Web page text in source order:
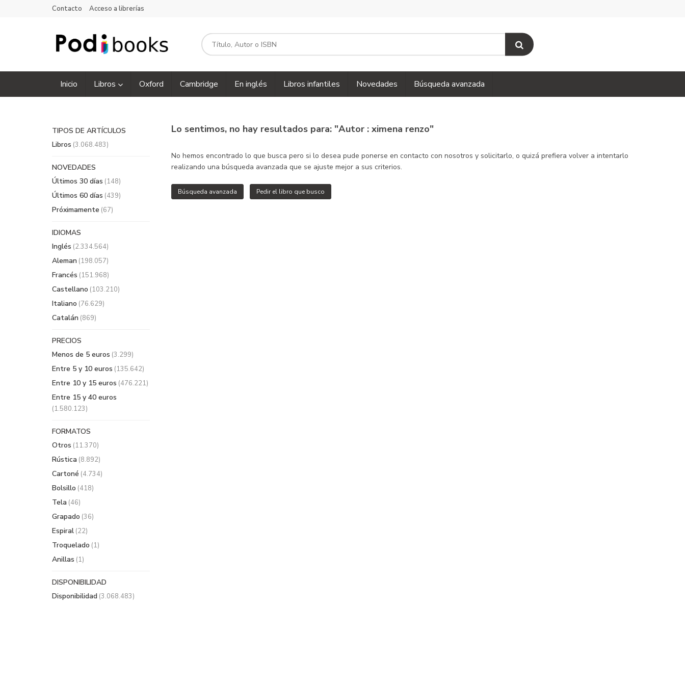
Contacto Acceso a librerías
Inicio Libros Oxford Cambridge En inglés Libros infantiles Novedades Búsqueda avanzada
Lo sentimos, no hay resultados para: "Autor : ximena renzo"
No hemos encontrado lo que busca pero si lo desea pude ponerse en contacto con nosotros y solicitarlo, o quizá prefiera volver a intentarlo
realizando una búsqueda avanzada que se ajuste mejor a sus criterios.
Búsqueda avanzada Pedir el libro que busco
TIPOS DE ARTÍCULOS
Libros (3.068.483)
NOVEDADES
Últimos 30 días (148)
Últimos 60 días (439)
Próximamente (67)
IDIOMAS
Inglés (2.334.564)
Aleman (198.057)
Francés (151.968)
Castellano (103.210)
Italiano (76.629)
Catalán (869)
PRECIOS
Menos de 5 euros (3.299)
Entre 5 y 10 euros (135.642)
Entre 10 y 15 euros (476.221)
Entre 15 y 40 euros
(1.580.123)
FORMATOS
Otros (11.370)
Rústica (8.892)
Cartoné (4.734)
Bolsillo (418)
Tela (46)
Grapado (36)
Espiral (22)
Troquelado (1)
Anillas (1)
DISPONIBILIDAD
Disponibilidad (3.068.483)